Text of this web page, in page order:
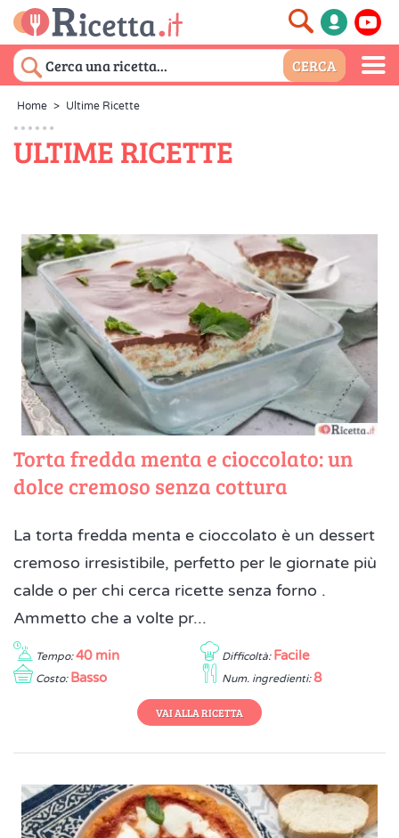
Home > Ultime Ricette
ULTIME RICETTE
Torta fredda menta e cioccolato: un
dolce cremoso senza cottura
La torta fredda menta e cioccolato è un dessert
cremoso irresistibile, perfetto per le giornate più
calde o per chi cerca ricette senza forno .
Ammetto che a volte pr...
Tempo: 40 min Difficoltà: Facile
Costo: Basso Num. ingredienti: 8
VAI ALLA RICETTA